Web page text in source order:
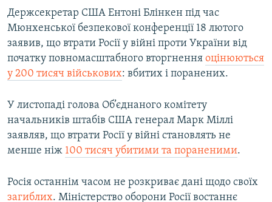
Держсекретар США Ентоні Блінкен під час
Мюнхенської безпекової конференції 18 лютого
заявив, що втрати Росії у війні проти України від
початку повномасштабного вторгнення оцінюються
у 200 тисяч військових: вбитих і поранених.
У листопаді голова Об’єднаного комітету
начальників штабів США генерал Марк Міллі
заявляв, що втрати Росії у війні становлять не
менше ніж 100 тисяч убитими та пораненими.
Росія останнім часом не розкриває дані щодо своїх
загиблих. Міністерство оборони Росії востаннє